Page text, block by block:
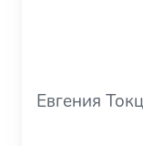
Евгения Токц